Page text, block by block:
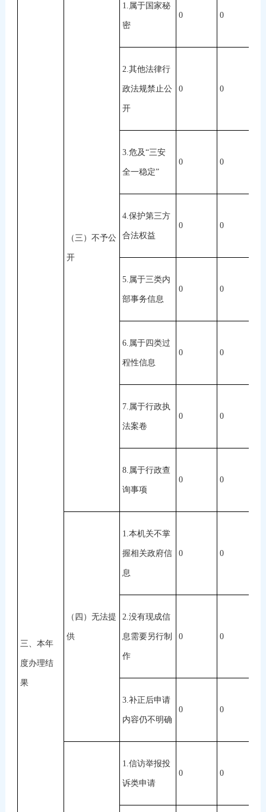
三、本年
度办理结
果
（三）不予公
开
1.属于国家秘
密
0 0
2.其他法律行
政法规禁止公
开
0 0
3.危及“三安
全一稳定”
0 0
4.保护第三方
合法权益
0 0
5.属于三类内
部事务信息
0 0
6.属于四类过
程性信息
0 0
7.属于行政执
法案卷
0 0
8.属于行政查
询事项
0 0
（四）无法提
供
1.本机关不掌
握相关政府信
息
0 0
2.没有现成信
息需要另行制
作
0 0
3.补正后申请
内容仍不明确
0 0
1.信访举报投
诉类申请
0 0